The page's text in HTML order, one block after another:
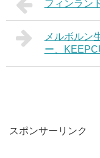
フィンラン
メルボルン
ー、
スポンサーリンク